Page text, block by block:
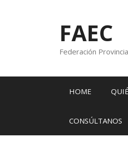
FAEC
Federación
HOME
CONSÚLTANOS